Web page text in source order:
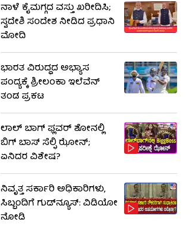
ನಾಳೆ ಕೈಮಗ್ಗದ ವಸ್ತು ಖರೀದಿಸಿ;
ಸ್ವದೇಶಿ ಸಂದೇಶ ನೀಡಿದ ಪ್ರಧಾನಿ
ಮೋದಿ
ಭಾರತ ವಿರುದ್ಧದ ಅಭ್ಯಾಸ
ಪಂದ್ಯಕ್ಕೆ ಶ್ರೀಲಂಕಾ ಇಲೆವೆನ್
ತಂಡ ಪ್ರಕಟ
ಲಾಲ್ ಬಾಗ್ ಫ್ಲವರ್ ಶೋನಲ್ಲಿ
ಬಿಗ್ ಬಾಸ್ ಸೆಲ್ಫಿ ಝೋನ್;
ಏನಿದರ ವಿಶೇಷ?
ನಿವೃತ್ತ ಸರ್ಕಾರಿ ಅಧಿಕಾರಿಗಳು,
ಸಿಬ್ಬಂದಿಗೆ ಗುಡ್​ನ್ಯೂಸ್: ವಿಡಿಯೋ
ನೋಡಿ